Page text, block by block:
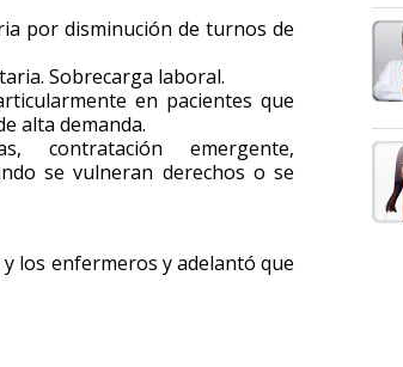
por disminución de turnos de
Sobrecarga laboral.
en pacientes que
alta demanda.
contratación emergente,
se vulneran derechos o se
y los enfermeros y adelantó que